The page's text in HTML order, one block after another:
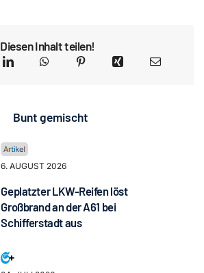
Diesen Inhalt teilen!
Bunt gemischt
6. AUGUST 2026
Geplatzter LKW-Reifen löst
Großbrand an der A61 bei
Schifferstadt aus